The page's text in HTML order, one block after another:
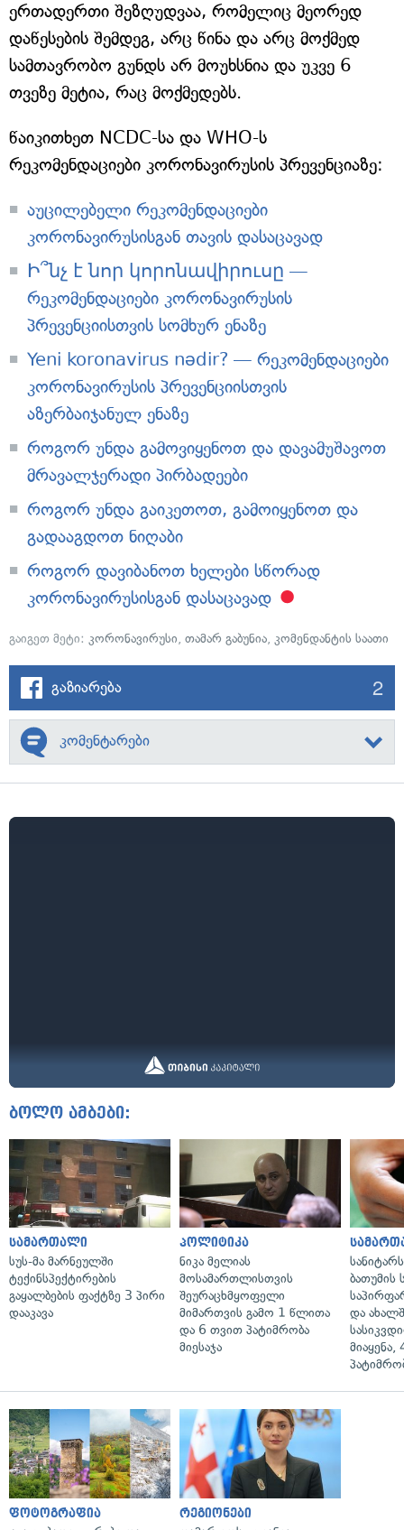
ერთადერთი შეზღუდვაა, რომელიც მეორედ
დაწესების შემდეგ, არც წინა და არც მოქმედ
სამთავრობო გუნდს არ მოუხსნია და უკვე 6
თვეზე მეტია, რაც მოქმედებს.
წაიკითხეთ NCDC-სა და WHO-ს
რეკომენდაციები კორონავირუსის პრევენციაზე:
აუცილებელი რეკომენდაციები
კორონავირუსისგან თავის დასაცავად
Ի՞նչ է նոր կորոնավիրուսը —
რეკომენდაციები კორონავირუსის
პრევენციისთვის სომხურ ენაზე
Yeni koronavirus nədir? — რეკომენდაციები
კორონავირუსის პრევენციისთვის
აზერბაიჯანულ ენაზე
როგორ უნდა გამოვიყენოთ და დავამუშავოთ
მრავალჯერადი პირბადეები
როგორ უნდა გაიკეთოთ, გამოიყენოთ და
გადააგდოთ ნიღაბი
როგორ დავიბანოთ ხელები სწორად
კორონავირუსისგან დასაცავად
გაიგეთ მეტი: კორონავირუსი, თამარ გაბუნია, კომენდანტის საათი
გაზიარება 2
კომენტარები
ბოლო ამბები:
სამართალი
სუს-მა მარნეულში
ტექინსპექტირების
გაყალბების ფაქტზე 3 პირი
დააკავა
პოლიტიკა
ნიკა მელიას
მოსამართლისთვის
შეურაცხმყოფელი
მიმართვის გამო 1 წლითა
და 6 თვით პატიმრობა
მიესაჯა
ბათუმის
და
ფოტოგრაფია რეგიონები